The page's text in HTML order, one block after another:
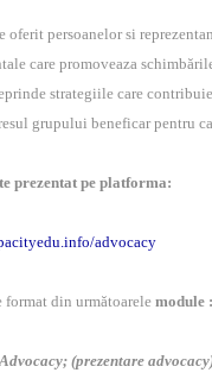
oferit persoanelor si
care promoveaza
strategiile care
grupului beneficar pentru
prezentat pe platforma:
advocacy
format din următoarele module :
(prezentare